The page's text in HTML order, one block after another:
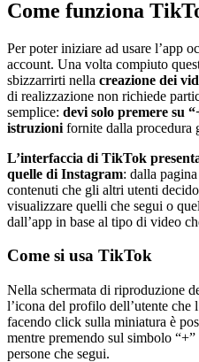
Come funziona
Per poter iniziare ad usare l’app
account. Una volta compiuto
sbizzarrirti nella creazione dei
di realizzazione non richiede
semplice: devi solo premere su
istruzioni fornite dalla procedura
L’interfaccia di TikTok
quelle di Instagram: dalla
contenuti che gli altri utenti
visualizzare quelli che segui o
dall’app in base al tipo di video
Come si usa TikTok
Nella schermata di riproduzione
l’icona del profilo dell’utente che
facendo click sulla miniatura è
mentre premendo sul simbolo
persone che segui.